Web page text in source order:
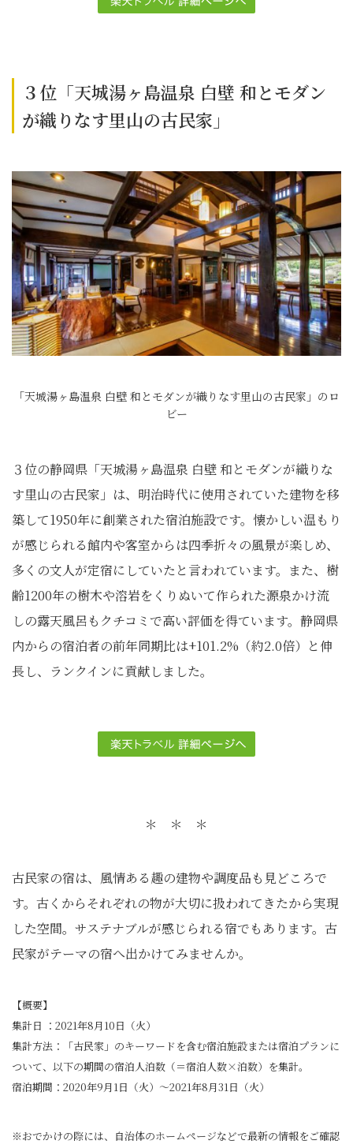
３位「天城湯ヶ島温泉 白壁 和とモダン
が織りなす里山の古民家」
「天城湯ヶ島温泉 白壁 和とモダンが織りなす里山の古民家」のロ
ビー
３位の静岡県「天城湯ヶ島温泉 白壁 和とモダンが織りな
す里山の古民家」は、明治時代に使用されていた建物を移
築して1950年に創業された宿泊施設です。懐かしい温もり
が感じられる館内や客室からは四季折々の風景が楽しめ、
多くの文人が定宿にしていたと言われています。また、樹
齢1200年の樹木や溶岩をくりぬいて作られた源泉かけ流
しの露天風呂もクチコミで高い評価を得ています。静岡県
内からの宿泊者の前年同期比は+101.2%（約2.0倍）と伸
長し、ランクインに貢献しました。
＊ ＊ ＊
古民家の宿は、風情ある趣の建物や調度品も見どころで
す。古くからそれぞれの物が大切に扱われてきたから実現
した空間。サステナブルが感じられる宿でもあります。古
民家がテーマの宿へ出かけてみませんか。
【概要】
集計日 ：2021年8月10日（火）
集計方法：「古民家」のキーワードを含む宿泊施設または宿泊プランに
ついて、以下の期間の宿泊人泊数（＝宿泊人数×泊数）を集計。
宿泊期間：2020年9月1日（火）～2021年8月31日（火）
※おでかけの際には、自治体のホームページなどで最新の情報をご確認